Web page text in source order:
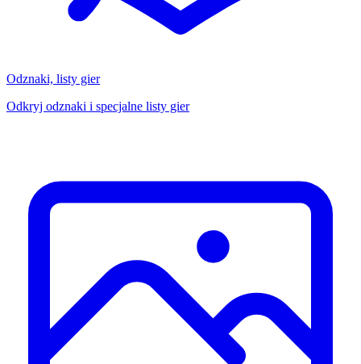
Odznaki, listy gier
Odkryj odznaki i specjalne listy gier